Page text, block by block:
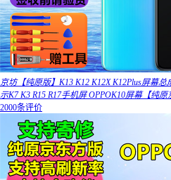
京坊【纯原版】K13 K12 K12X K12Plus屏幕总
示K7 K3 R15 R17手机屏 OPPOK10屏幕【纯
2000条评价